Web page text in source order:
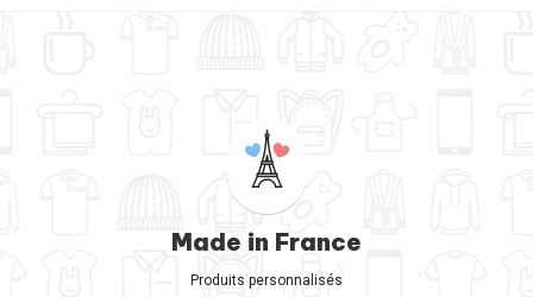
Made in France
Produits personnalisés